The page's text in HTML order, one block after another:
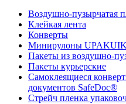
Воздушно-пузырчатая
Клейкая лента
Конверты
Минирулоны
Пакеты из воздушно-
Пакеты курьерские
Самоклеящиеся
документов SafeDoc®
Стрейч пленка